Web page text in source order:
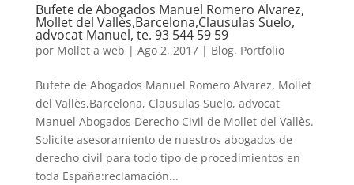
Bufete de Abogados Manuel Romero Alvarez,
Mollet del Vallès,Barcelona,Clausulas Suelo,
advocat Manuel, te. 93 544 59 59
por Mollet a web | Ago 2, 2017| Blog, Portfolio
Bufete de Abogados Manuel Romero Alvarez, Mollet
del Vallès,Barcelona, Clausulas Suelo, advocat
Manuel Abogados Derecho Civil de Mollet del Vallès.
Solicite asesoramiento de nuestros abogados de
derecho civil para todo tipo de procedimientos en
toda España:reclamación...